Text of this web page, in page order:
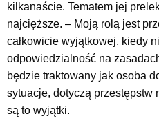
kilkanaście. Tematem jej
najcięższe. – Moją rolą jest
całkowicie wyjątkowej, kiedy
odpowiedzialność na
będzie traktowany jak osoba
sytuacje, dotyczą przestępstw
są to wyjątki.